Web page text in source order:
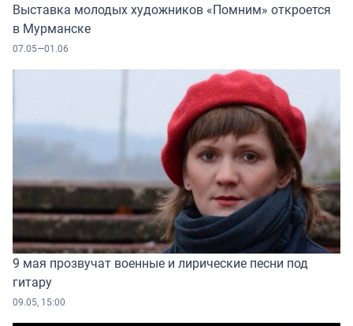
Выставка молодых художников «Помним» откроется
в Мурманске
07.05—01.06
9 мая прозвучат военные и лирические песни под
гитару
09.05, 15:00